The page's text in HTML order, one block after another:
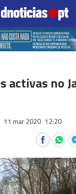
activas no
11 mar 2020 12:20